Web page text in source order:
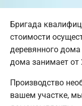
Бригада
стоимости
деревянного
дома занимает от
Производство
вашем участке,